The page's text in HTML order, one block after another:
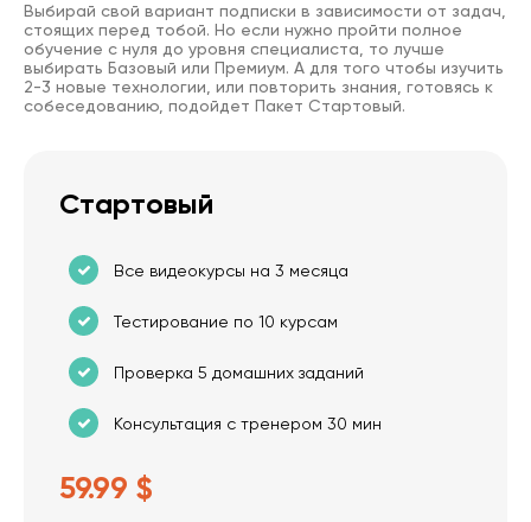
Выбирай свой вариант подписки в зависимости от задач,
стоящих перед тобой. Но если нужно пройти полное
обучение с нуля до уровня специалиста, то лучше
выбирать Базовый или Премиум. А для того чтобы изучить
2-3 новые технологии, или повторить знания, готовясь к
собеседованию, подойдет Пакет Стартовый.
Стартовый
Все видеокурсы на 3 месяца
Тестирование по 10 курсам
Проверка 5 домашних заданий
Консультация с тренером 30 мин
59.99 $